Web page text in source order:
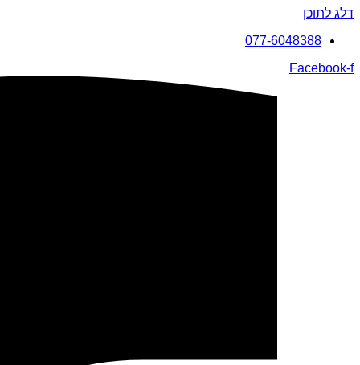
דלג לתוכן
077-6048388
Facebook-f